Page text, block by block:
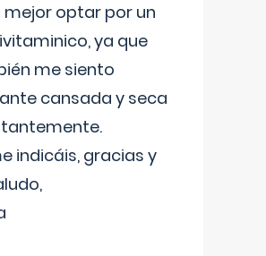
mejor optar por un
ya que
me siento
cansada y seca
indicáis, gracias y